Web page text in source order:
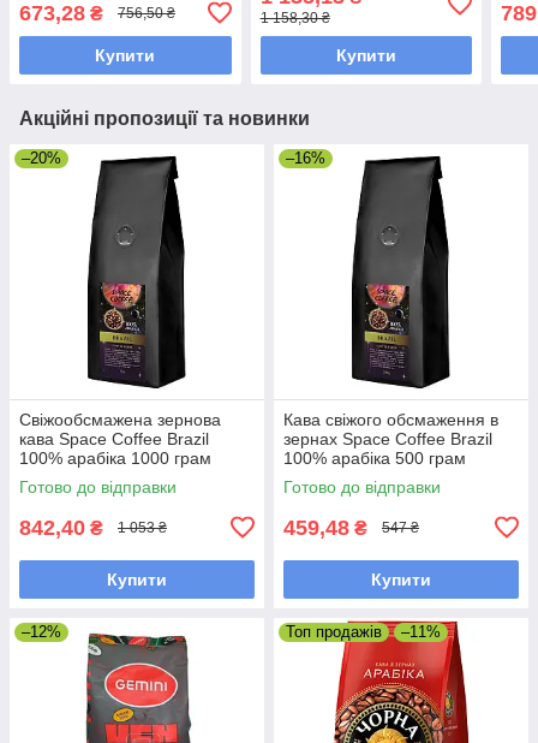
673,28 ₴ 756,50 ₴
Купити
1 158,30 ₴
Купити
Акційні пропозиції та новинки
–20%
Свіжообсмажена зернова
кава Space Coffee Brazil
100% арабіка 1000 грам
Готово до відправки
842,40 ₴ 1 053 ₴
Купити
–16%
Кава свіжого обсмаження в
зернах Space Coffee Brazil
100% арабіка 500 грам
Готово до відправки
459,48 ₴ 547 ₴
Купити
–12% Топ продажів –11%